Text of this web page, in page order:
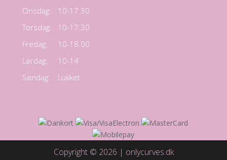
Onsdag:
10-17.30
Torsdag:
10-17.30
Fredag:
10-18.00
Lørdag:
10-14
Søndag:
Lukket
Copyright © 2026 | onlycurves.dk